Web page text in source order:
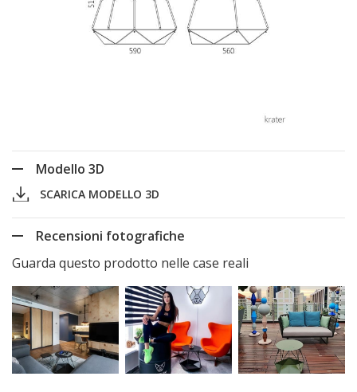
Modello 3D
SCARICA MODELLO 3D
Recensioni fotografiche
Guarda questo prodotto nelle case reali